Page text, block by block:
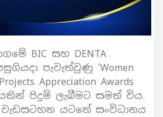
BIC සහ DENTA
පැවැත්වුණු ‘Women
Appreciation Awards
පිදුම් ලැබීමට සමත් විය.
වැඩසටහන යටතේ සංවිධානය